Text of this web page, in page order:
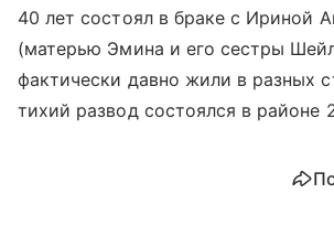
40 лет состоял в браке с Ириной
(матерью Эмина и его сестры
фактически давно жили в разных
тихий развод состоялся в районе